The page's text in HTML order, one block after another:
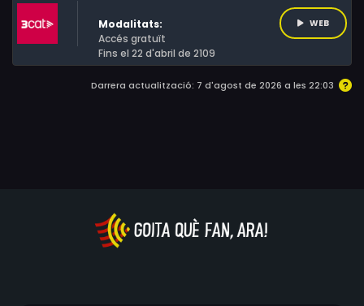
Modalitats:
Accés gratuït
Fins el 22 d'abril de 2109
WEB
Darrera actualització: 7 d'agost de 2026 a les 22:03